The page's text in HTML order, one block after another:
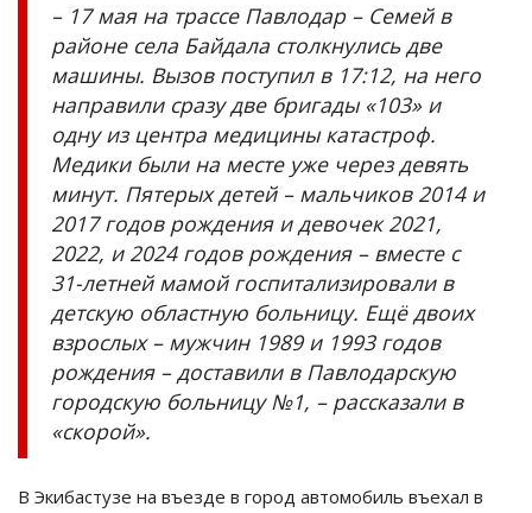
– 17 мая на трассе Павлодар – Семей в
районе села Байдала столкнулись две
машины. Вызов поступил в 17:12, на него
направили сразу две бригады «103» и
одну из центра медицины катастроф.
Медики были на месте уже через девять
минут. Пятерых детей – мальчиков 2014 и
2017 годов рождения и девочек 2021,
2022, и 2024 годов рождения – вместе с
31-летней мамой госпитализировали в
детскую областную больницу. Ещё двоих
взрослых – мужчин 1989 и 1993 годов
рождения – доставили в Павлодарскую
городскую больницу №1, – рассказали в
«скорой».
В Экибастузе на въезде в город автомобиль въехал в